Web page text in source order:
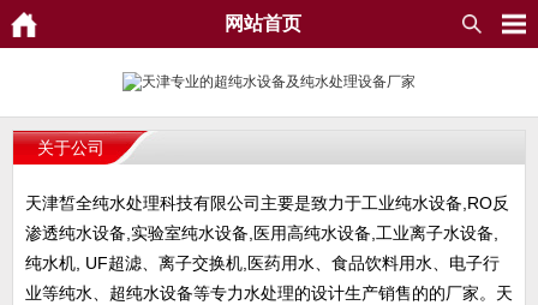
网站首页
关于公司
天津皙全纯水处理科技有限公司主要是致力于工业纯水设备,RO反
渗透纯水设备,实验室纯水设备,医用高纯水设备,工业离子水设备,
纯水机, UF超滤、离子交换机,医药用水、食品饮料用水、电子行
业等纯水、超纯水设备等专力水处理的设计生产销售的的厂家。天